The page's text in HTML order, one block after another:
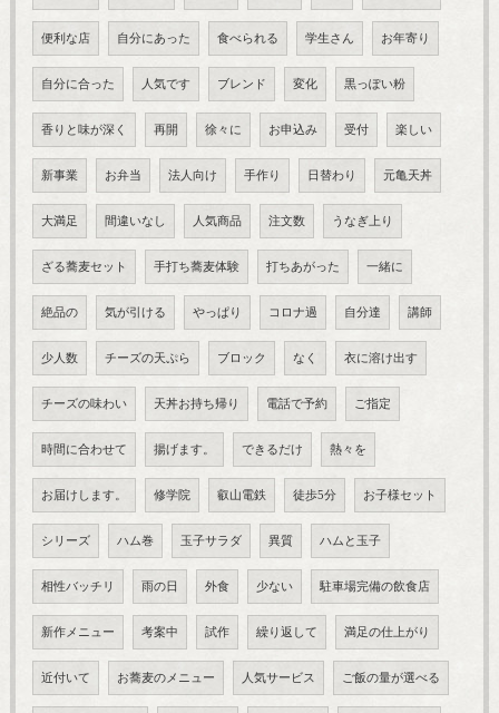
便利な店 自分にあった 食べられる 学生さん お年寄り
自分に合った 人気です ブレンド 変化 黒っぽい粉
香りと味が深く 再開 徐々に お申込み 受付 楽しい
新事業 お弁当 法人向け 手作り 日替わり 元亀天丼
大満足 間違いなし 人気商品 注文数 うなぎ上り
ざる蕎麦セット 手打ち蕎麦体験 打ちあがった 一緒に
絶品の 気が引ける やっぱり コロナ過 自分達 講師
少人数 チーズの天ぷら ブロック なく 衣に溶け出す
チーズの味わい 天丼お持ち帰り 電話で予約 ご指定
時間に合わせて 揚げます。 できるだけ 熱々を
お届けします。 修学院 叡山電鉄 徒歩5分 お子様セット
シリーズ ハム巻 玉子サラダ 異質 ハムと玉子
相性バッチリ 雨の日 外食 少ない 駐車場完備の飲食店
新作メニュー 考案中 試作 繰り返して 満足の仕上がり
近付いて お蕎麦のメニュー 人気サービス ご飯の量が選べる